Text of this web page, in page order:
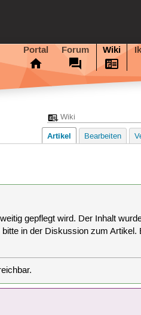
Portal Forum Wiki
Artikel Bearbeiten
gepflegt wird. Der Inhalt
in der Diskussion zum Artikel.